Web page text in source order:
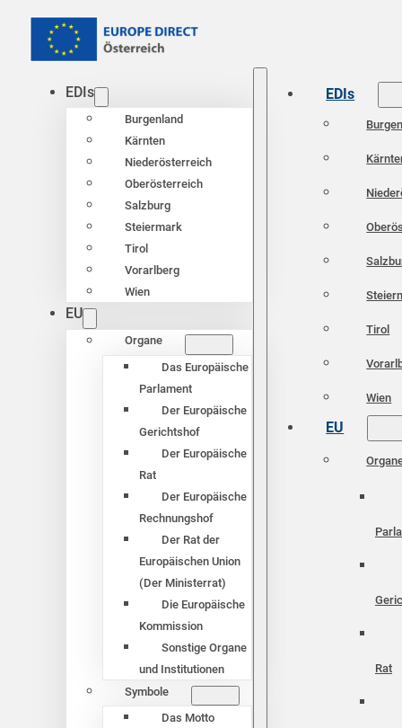
EDIs
Burgenland
Kärnten
Niederösterreich
Oberösterreich
Salzburg
Steiermark
Tirol
Vorarlberg
Wien
EU
Organe
Das Europäische
Parlament
Der Europäische
Gerichtshof
Der Europäische
Rat
Der Europäische
Rechnungshof
Der Rat der
Europäischen Union
(Der Ministerrat)
Die Europäische
Kommission
Sonstige Organe
und Institutionen
Symbole
Das Motto
EDIs
Tirol
Wien
EU
Rat